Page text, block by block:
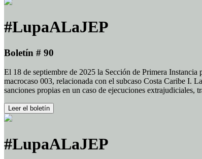
#LupaALaJEP
Boletín # 90
El 18 de septiembre de 2025 la Sección de Primera
macrocaso 003, relacionada con el subcaso Costa Caribe I.
sanciones propias en un caso de ejecuciones extrajudiciales,
Leer el boletín
#LupaALaJEP